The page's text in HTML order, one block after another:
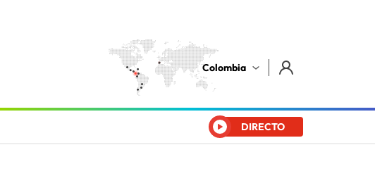
Colombia
DIRECTO